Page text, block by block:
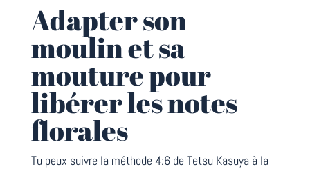
Adapter son
moulin et sa
mouture pour
libérer les notes
florales
Tu peux suivre la méthode 4:6 de Tetsu Kasuya à la